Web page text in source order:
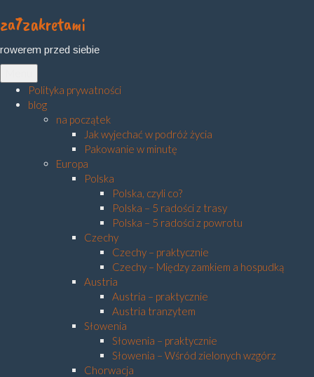
Skip
content
za7zakretami
rowerem przed siebie
Polityka prywatności
blog
na początek
Jak wyjechać w podróż życia
Pakowanie w minutę
Europa
Polska
Polska, czyli co?
Polska – 5 radości z trasy
Polska – 5 radości z powrotu
Czechy
Czechy – praktycznie
Czechy – Między zamkiem a hospudką
Austria
Austria – praktycznie
Austria tranzytem
Słowenia
Słowenia – praktycznie
Słowenia – Wśród zielonych wzgórz
Chorwacja